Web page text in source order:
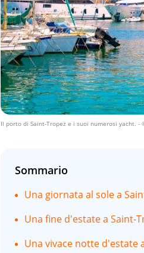
Il porto di Saint-Tropez e i suoi numerosi yacht. -
Sommario
Una giornata al sole a
Una fine d'estate a Saint-
Una vivace notte d'estate